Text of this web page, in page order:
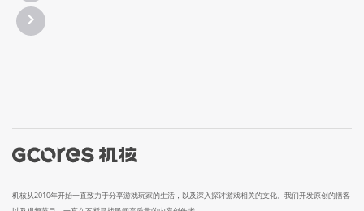
机核从2010年开始一直致力于分享游戏玩家的生活，以及深入探讨游戏相关的文化。我们开发原创的播客